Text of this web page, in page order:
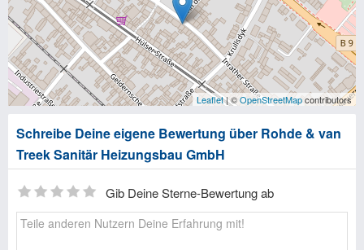
Leaflet| ©OpenStreetMapcontributors
Schreibe Deine eigene Bewertung über Rohde & van
Treek Sanitär Heizungsbau GmbH
Gib Deine Sterne-Bewertung ab